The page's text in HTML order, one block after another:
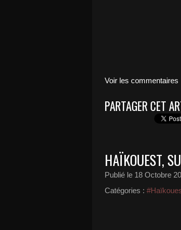
Voir les commentaires
PARTAGER CET
HAÏKOUEST,
Publié le 18 Octobre
Catégories :